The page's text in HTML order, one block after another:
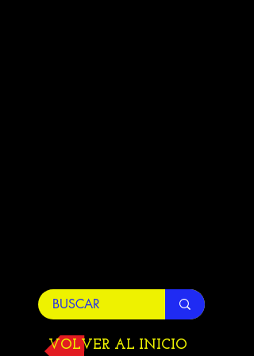
VOLVER AL INICIO